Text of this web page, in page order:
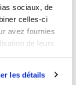
sociaux, de
celles-ci
avez fournies
de leurs
les détails